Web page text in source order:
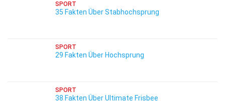
SPORT
35 Fakten Über Stabhochsprung
SPORT
29 Fakten Über Hochsprung
SPORT
38 Fakten Über Ultimate Frisbee